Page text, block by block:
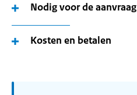
Nodig voor de aanvraag
Kosten en betalen